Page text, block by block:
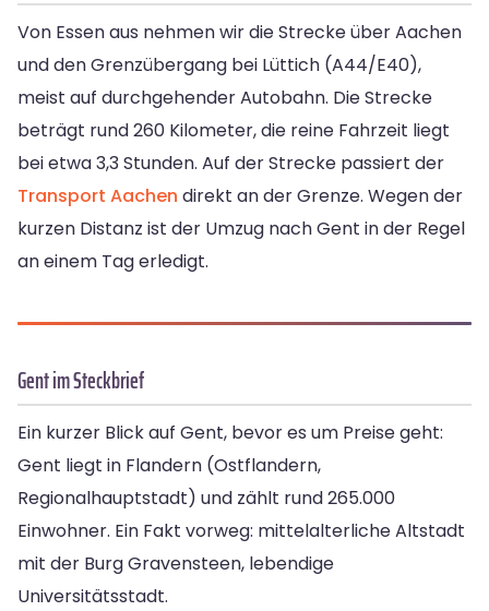
Von Essen aus nehmen wir die Strecke über Aachen
und den Grenzübergang bei Lüttich (A44/E40),
meist auf durchgehender Autobahn. Die Strecke
beträgt rund 260 Kilometer, die reine Fahrzeit liegt
bei etwa 3,3 Stunden. Auf der Strecke passiert der
Transport Aachen direkt an der Grenze. Wegen der
kurzen Distanz ist der Umzug nach Gent in der Regel
an einem Tag erledigt.
Gent im Steckbrief
Ein kurzer Blick auf Gent, bevor es um Preise geht:
Gent liegt in Flandern (Ostflandern,
Regionalhauptstadt) und zählt rund 265.000
Einwohner. Ein Fakt vorweg: mittelalterliche Altstadt
mit der Burg Gravensteen, lebendige
Universitätsstadt.